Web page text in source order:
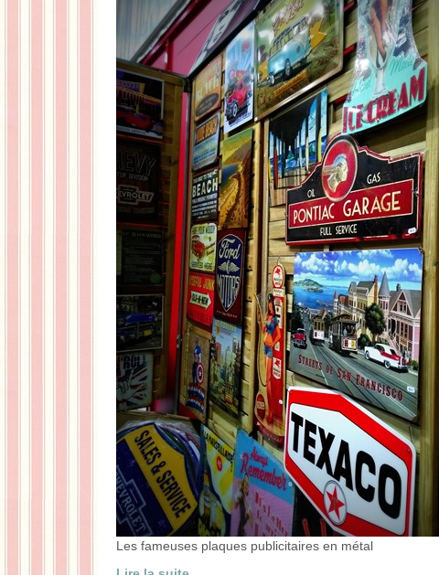
Les fameuses plaques publicitaires en métal